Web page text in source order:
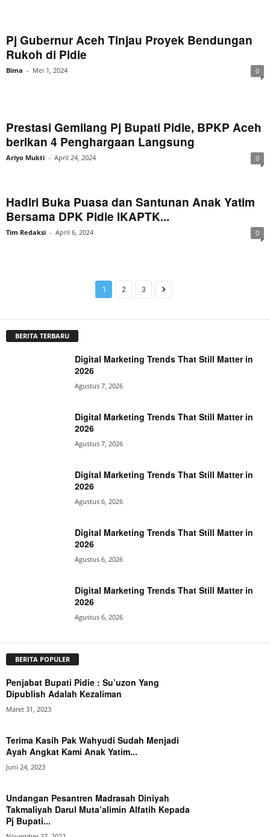
Pj Gubernur Aceh Tinjau Proyek Bendungan
Rukoh di Pidie
Bima - Mei 1, 2024 0
Prestasi Gemilang Pj Bupati Pidie, BPKP Aceh
berikan 4 Penghargaan Langsung
Ariyo Mukti - April 24, 2024 0
Hadiri Buka Puasa dan Santunan Anak Yatim
Bersama DPK Pidie IKAPTK...
Tim Redaksi - April 6, 2024 0
1 2 3
BERITA TERBARU
Digital Marketing Trends That Still Matter in
2026
Agustus 7, 2026
Digital Marketing Trends That Still Matter in
2026
Agustus 7, 2026
Digital Marketing Trends That Still Matter in
2026
Agustus 6, 2026
Digital Marketing Trends That Still Matter in
2026
Agustus 6, 2026
Digital Marketing Trends That Still Matter in
2026
Agustus 6, 2026
BERITA POPULER
Penjabat Bupati Pidie : Su’uzon Yang
Dipublish Adalah Kezaliman
Maret 31, 2023
Terima Kasih Pak Wahyudi Sudah Menjadi
Ayah Angkat Kami Anak Yatim...
Juni 24, 2023
Undangan Pesantren Madrasah Diniyah
Takmaliyah Darul Muta’alimin Alfatih Kepada
Pj Bupati...